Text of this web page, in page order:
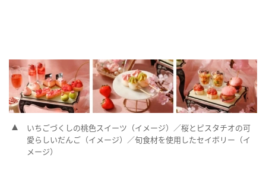
いちごづくしの桃色スイーツ（イメージ）／桜とピスタチオの可
愛らしいだんご（イメージ）／旬食材を使用したセイボリー（イ
メージ）